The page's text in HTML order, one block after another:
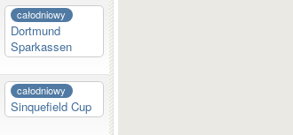
całodniowy
Dortmund
Sparkassen
całodniowy
Sinquefield Cup